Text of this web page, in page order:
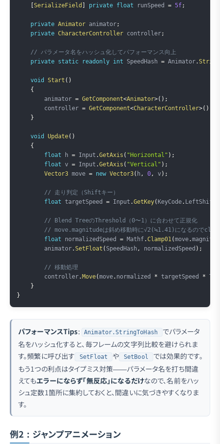
[SerializeField ] private float runSpeed = 5f;
private Animator animator;
private CharacterController controller;
// パラメータ名をハッシュ化してパフォーマンス向上
private static readonly int SpeedHash = Animator.
void Start ( )
{
        animator
= GetComponent<Animator>( ) ;
        controller
= GetComponent<CharacterController>( )
}
void Update( )
{
float h = Input .GetAxis ( "Horizontal" ) ;
float v = Input .GetAxis ( "Vertical" ) ;
Vector3 move = new Vector3( h , 0 , v) ;
// 走り判定（Shiftキー）
float targetSpeed = Input .GetKey(KeyCode. LeftShift
// Blend TreeのThreshold（0〜1）に合わせて正規化
// move.magnitudeは斜め移動時に√2(≒1.41)になるので
float normalizedSpeed = Mathf.Clamp01 (move.
        animator
.SetFloat ( SpeedHash , normalizedSpeed ) ;
// 移動処理
        controller
.Move(move. normalized * targetSpeed *
}
}
パフォーマンスTips: Animator.StringToHash
でパラメータ
名をハッシュ化すると、毎フレームの文字列比較を避けられま
す。頻繁に呼び出す
SetFloat や SetBool
では効果的です。
もう1つの利点はタイプミス対策——パラメータ名を打ち間違
えてもエラーにならず「無反応」になるだけなので、名前をハッ
シュ定数1箇所に集約しておくと、間違いに気づきやすくなりま
す。
例2：ジャンプアニメーション